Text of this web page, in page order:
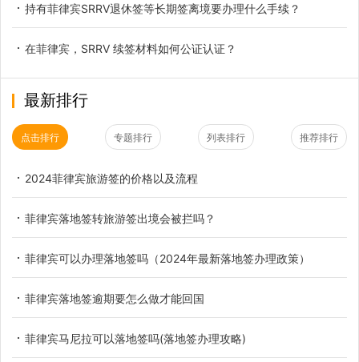
持有菲律宾SRRV退休签等长期签离境要办理什么手续？
在菲律宾，SRRV 续签材料如何公证认证？
最新排行
点击排行 专题排行 列表排行 推荐排行
2024菲律宾旅游签的价格以及流程
菲律宾落地签转旅游签出境会被拦吗？
菲律宾可以办理落地签吗（2024年最新落地签办理政策）
菲律宾落地签逾期要怎么做才能回国
菲律宾马尼拉可以落地签吗(落地签办理攻略)